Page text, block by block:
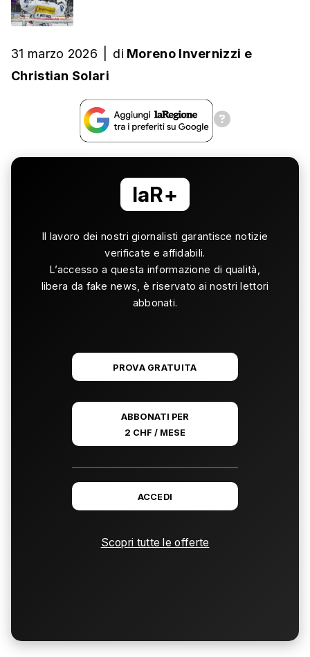
31 marzo 2026 di Moreno Invernizzi e
Christian Solari
laR+
Il lavoro dei nostri giornalisti garantisce notizie
verificate e affidabili.
L’accesso a questa informazione di qualità,
libera da fake news, è riservato ai nostri lettori
abbonati.
PROVA GRATUITA
ABBONATI PER
2 CHF / MESE
ACCEDI
Scopri tutte le offerte